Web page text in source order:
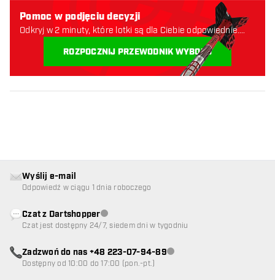
Pomoc w podjęciu decyzji
Odkryj w 2 minuty, które lotki są dla Ciebie odpowiednie.
ROZPOCZNIJ PRZEWODNIK WYBORU
Wyślij e-mail
Odpowiedź w ciągu 1 dnia roboczego
Czat z DartshopperObsługa klienta niedostępna
Czat jest dostępny 24/7, siedem dni w tygodniu
Zadzwoń do nas +48 223-07-94-89Obsługa klienta niedostępna
Dostępny od 10:00 do 17:00 (pon.-pt.)